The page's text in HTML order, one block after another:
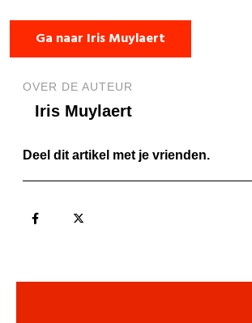
Ga naar Iris Muylaert
OVER DE AUTEUR
Iris Muylaert
Deel dit artikel met je vrienden.